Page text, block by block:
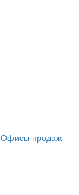
Офисы продаж